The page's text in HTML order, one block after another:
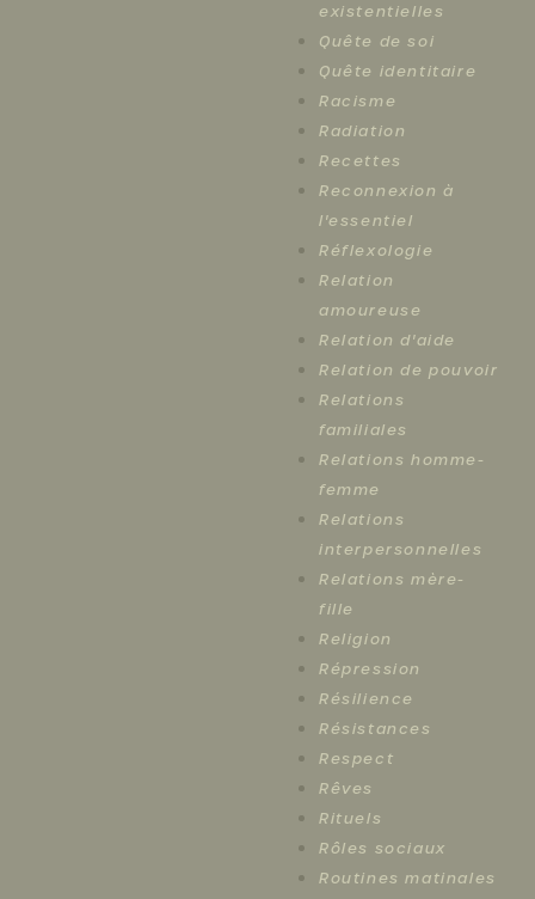
existentielles
Quête de soi
Quête identitaire
Racisme
Radiation
Recettes
Reconnexion à
l'essentiel
Réflexologie
Relation
amoureuse
Relation d'aide
Relation de pouvoir
Relations
familiales
Relations homme-
femme
Relations
interpersonnelles
Relations mère-
fille
Religion
Répression
Résilience
Résistances
Respect
Rêves
Rituels
Rôles sociaux
Routines matinales